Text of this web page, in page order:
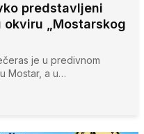
predstavljeni
okviru „Mostarskog
je u predivnom
Mostar, a u…